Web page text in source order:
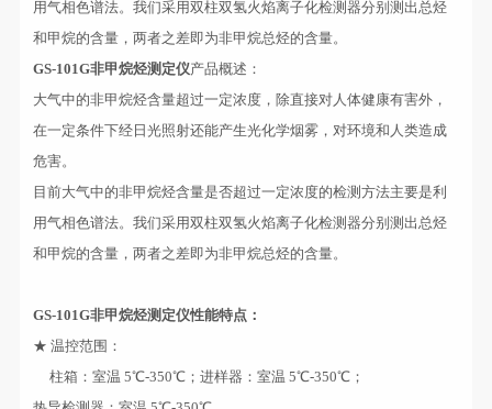
用气相色谱法。我们采用双柱双氢火焰离子化检测器分别测出总烃
和甲烷的含量，两者之差即为非甲烷总烃的含量。
GS-101G非甲烷烃测定仪产品概述：
大气中的非甲烷烃含量超过一定浓度，除直接对人体健康有害外，
在一定条件下经日光照射还能产生光化学烟雾，对环境和人类造成
危害。
目前大气中的非甲烷烃含量是否超过一定浓度的检测方法主要是利
用气相色谱法。我们采用双柱双氢火焰离子化检测器分别测出总烃
和甲烷的含量，两者之差即为非甲烷总烃的含量。
GS-101G非甲烷烃测定仪性能特点：
★温控范围：
柱箱：室温 5℃-350℃；进样器：室温 5℃-350℃；